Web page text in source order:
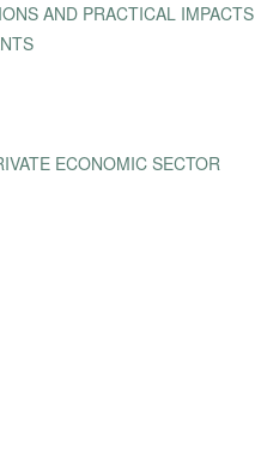
AND PRACTICAL IMPACTS
ECONOMIC SECTOR